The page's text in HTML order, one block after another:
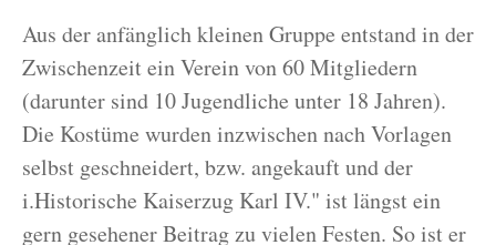
Aus der anfänglich kleinen Gruppe entstand in der
Zwischenzeit ein Verein von 60 Mitgliedern
(darunter sind 10 Jugendliche unter 18 Jahren).
Die Kostüme wurden inzwischen nach Vorlagen
selbst geschneidert, bzw. angekauft und der
i.Historische Kaiserzug Karl IV." ist längst ein
gern gesehener Beitrag zu vielen Festen. So ist er